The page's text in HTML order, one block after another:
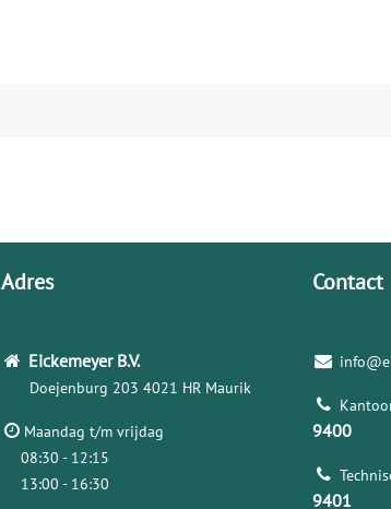
Adres
Eickemeyer B.V.
Doejenburg 203 4021 HR Maurik
Maandag t/m vrijdag
08:30 - 12:15
13:00 - 16:30
Contact
9400
9401